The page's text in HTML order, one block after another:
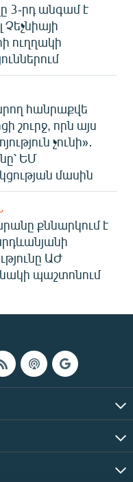
3-րդ անգամ է
Չեչնիայի
ուղղակի
հանրաքվե
շուրջ, որն այս
չունի»․
ԵՄ
մասին
քննարկում է
ԱԺ
պաշտոնում